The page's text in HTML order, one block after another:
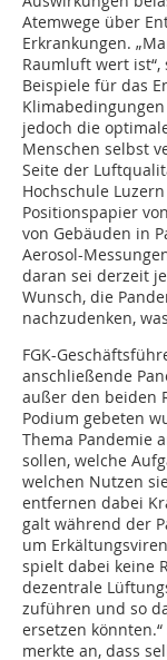
Atemwege über
Erkrankungen.
Raumluft wert
Beispiele für das
jedoch die
Menschen selbst
Seite der
Hochschule
Positionspapier
von Gebäuden in
Aerosol-
daran sei derzeit
Wunsch, die
nachzudenken,
FGK-
anschließende
außer den beiden
Podium gebeten
Thema Pandemie
sollen, welche
welchen Nutzen
entfernen dabei
galt während der
um
spielt dabei keine
dezentrale
zuführen und so
ersetzen
merkte an, dass